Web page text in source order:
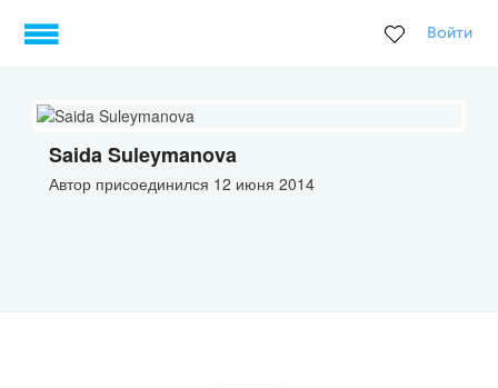
Войти
Saida Suleymanova
Автор присоединился 12 июня 2014